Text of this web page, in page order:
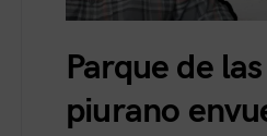
Parque de
piurano